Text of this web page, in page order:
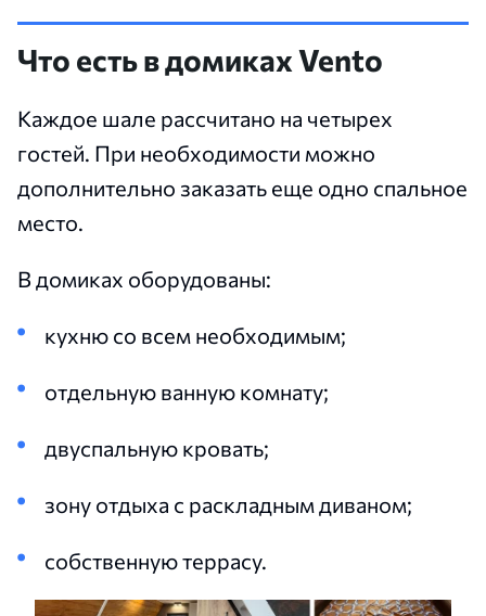
Что есть в домиках Vento
Каждое шале рассчитано на четырех
гостей. При необходимости можно
дополнительно заказать еще одно спальное
место.
В домиках оборудованы:
кухню со всем необходимым;
отдельную ванную комнату;
двуспальную кровать;
зону отдыха с раскладным диваном;
собственную террасу.